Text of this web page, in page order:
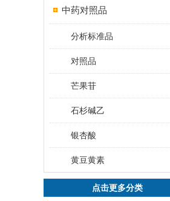
中药对照品
分析标准品
对照品
芒果苷
石杉碱乙
银杏酸
黄豆黄素
点击更多分类